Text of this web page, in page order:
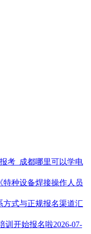
考_成都哪里可以学电
特种设备焊接操作人员
方式与正规报名渠道汇
训开始报名啦2026-07-